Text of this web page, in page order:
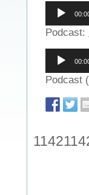
Reprodutor
áudio
Podcast:
Reprodutor
áudio
Podcast